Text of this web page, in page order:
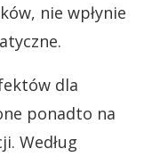
nie wpłynie
dla
ponadto na
Według